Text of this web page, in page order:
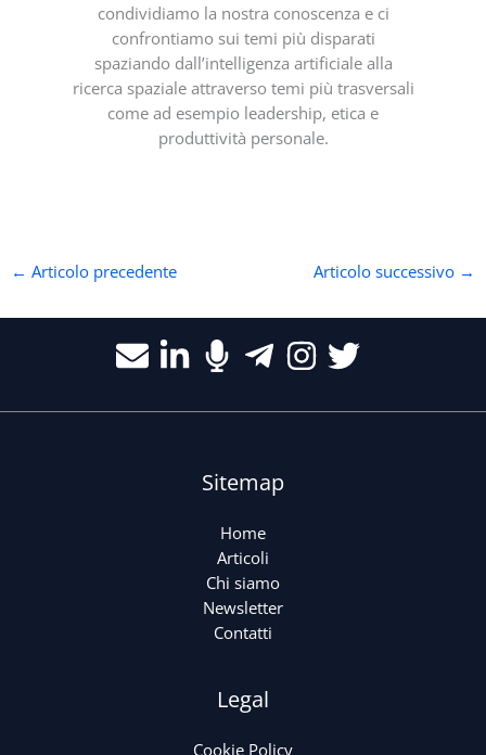
condividiamo la nostra conoscenza e ci
confrontiamo sui temi più disparati
spaziando dall’intelligenza artificiale alla
ricerca spaziale attraverso temi più trasversali
come ad esempio leadership, etica e
produttività personale.
← Articolo precedente Articolo successivo →
Sitemap
Home
Articoli
Chi siamo
Newsletter
Contatti
Legal
Cookie Policy